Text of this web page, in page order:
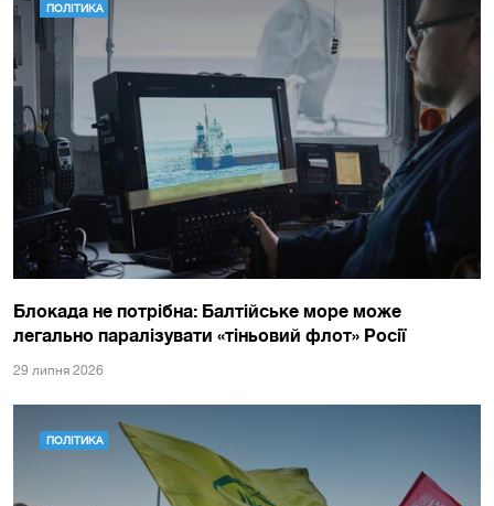
ПОЛІТИКА
Блокада не потрібна: Балтійське море може
легально паралізувати «тіньовий флот» Росії
29 липня 2026
ПОЛІТИКА